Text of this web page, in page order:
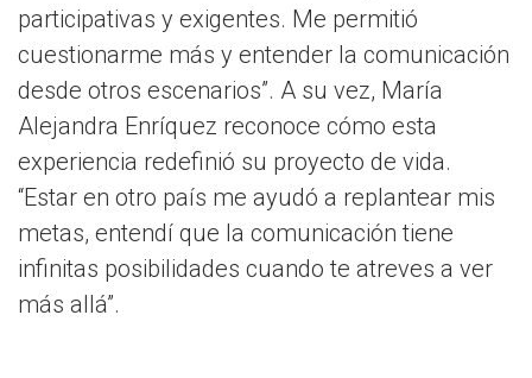
participativas y exigentes. Me permitió
cuestionarme más y entender la comunicación
desde otros escenarios”. A su vez, María
Alejandra Enríquez reconoce cómo esta
experiencia redefinió su proyecto de vida.
“Estar en otro país me ayudó a replantear mis
metas, entendí que la comunicación tiene
infinitas posibilidades cuando te atreves a ver
más allá”.